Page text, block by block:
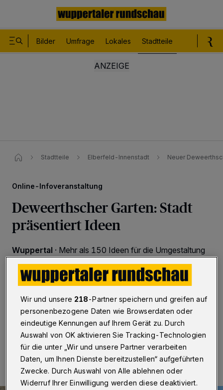
Bilder Umfrage Lokales Stadtteile
Stadtteile Elberfeld-Innenstadt Neuer
Online-Infoveranstaltung
Deweerthscher Garten: Stadt
präsentiert Ideen
Wuppertal · Mehr als 150 Ideen für die Umgestaltung
des Deweerthschen Gartens sind im Rahmen des
Bürgerbeteiligungsverfahrens im Jahr 2021 bei der
Stadt eingegangen. Wie sie in die Planungen für den
Verwaltung bei einer Online-Info-Veranstaltung.
Eine Minute Lesezeit
Wir und unsere 218-Partner speichern und greifen auf
personenbezogene Daten wie Browserdaten oder
eindeutige Kennungen auf Ihrem Gerät zu. Durch
Auswahl von OK aktivieren Sie Tracking-Technologien
für die unter „Wir und unsere Partner verarbeiten
Daten, um Ihnen Dienste bereitzustellen“ aufgeführten
Zwecke. Durch Auswahl von Alle ablehnen oder
Widerruf Ihrer Einwilligung werden diese deaktiviert.